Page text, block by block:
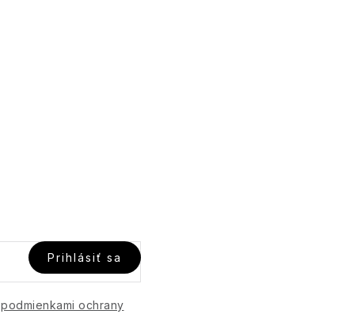
podmienkami ochrany
Prihlásiť sa